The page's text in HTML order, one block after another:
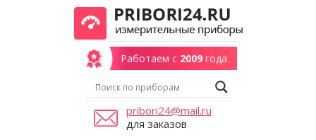
Работаем с 2009года.
pribori24@mail.ru
для заказов